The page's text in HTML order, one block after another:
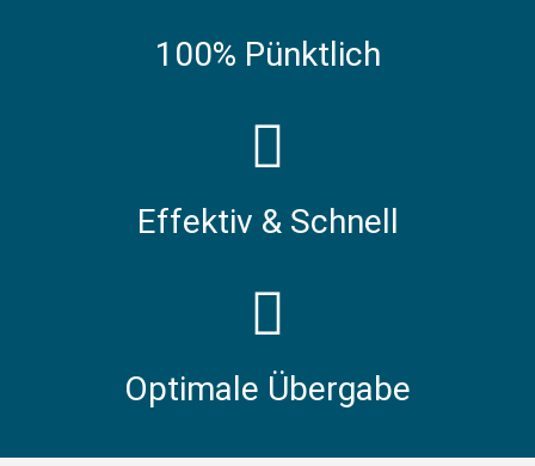
100% Pünktlich
Effektiv & Schnell
Optimale Übergabe